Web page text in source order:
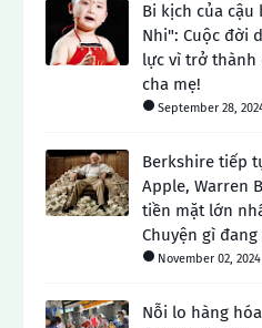
Bi kịch của cậu
Nhi": Cuộc đời
lực vì trở thành
cha mẹ!
September 28,
Berkshire tiếp
Apple, Warren
tiền mặt lớn
Chuyện gì đang
November 02, 2024
Nỗi lo hàng